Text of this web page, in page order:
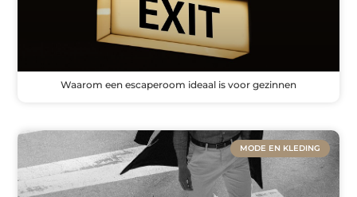
Waarom een escaperoom ideaal is voor gezinnen
MODE EN KLEDING